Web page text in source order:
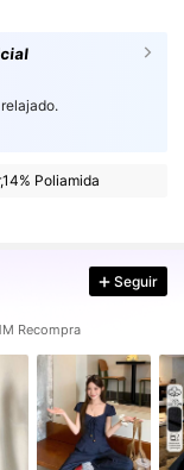
Poliamida
Seguir
Recompra